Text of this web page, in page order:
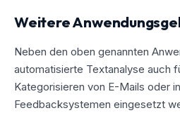
Weitere
Neben den oben genannten
automatisierte Textanalyse auch
Kategorisieren von E-Mails oder
Feedbacksystemen eingesetzt